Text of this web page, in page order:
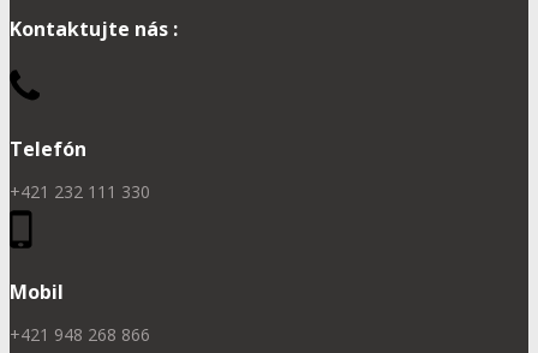
Kontaktujte nás :
Telefón
+421 232 111 330
Mobil
+421 948 268 866